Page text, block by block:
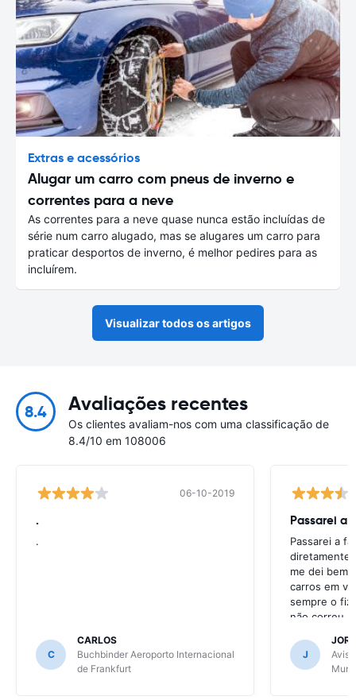
Extras e acessórios
Alugar um carro com pneus de inverno e
correntes para a neve
As correntes para a neve quase nunca estão incluídas de
série num carro alugado, mas se alugares um carro para
praticar desportos de inverno, é melhor pedires para as
incluírem.
Visualizar todos os artigos
8.4 Avaliações recentes
Os clientes avaliam-nos com uma classificação de
8.4/10 em 108006
06-10-2019
.
.
C
CARLOS
Buchbinder Aeroporto Internacional
de Frankfurt
Passarei a
Passarei a
diretamente
me dei bem
carros em
sempre o fiz
não correu
J
Avis